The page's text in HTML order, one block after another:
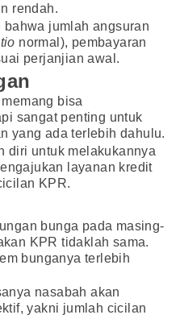
rendah.
jumlah angsuran
normal), pembayaran
perjanjian awal.
bisa
sangat penting untuk
yang ada terlebih dahulu.
diri untuk melakukannya
layanan kredit
KPR.
bunga pada masing-
KPR tidaklah sama.
bunganya terlebih
nasabah akan
yakni jumlah cicilan